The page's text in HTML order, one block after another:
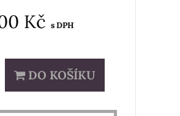
Kč s DPH
DO KOŠÍKU